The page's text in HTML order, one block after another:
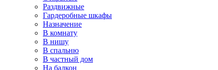
Раздвижные
Гардеробные шкафы
Назначение
В комнату
В нишу
В спальню
В частный дом
На балкон